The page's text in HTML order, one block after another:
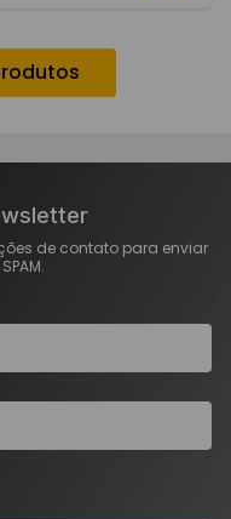
de contato para enviar